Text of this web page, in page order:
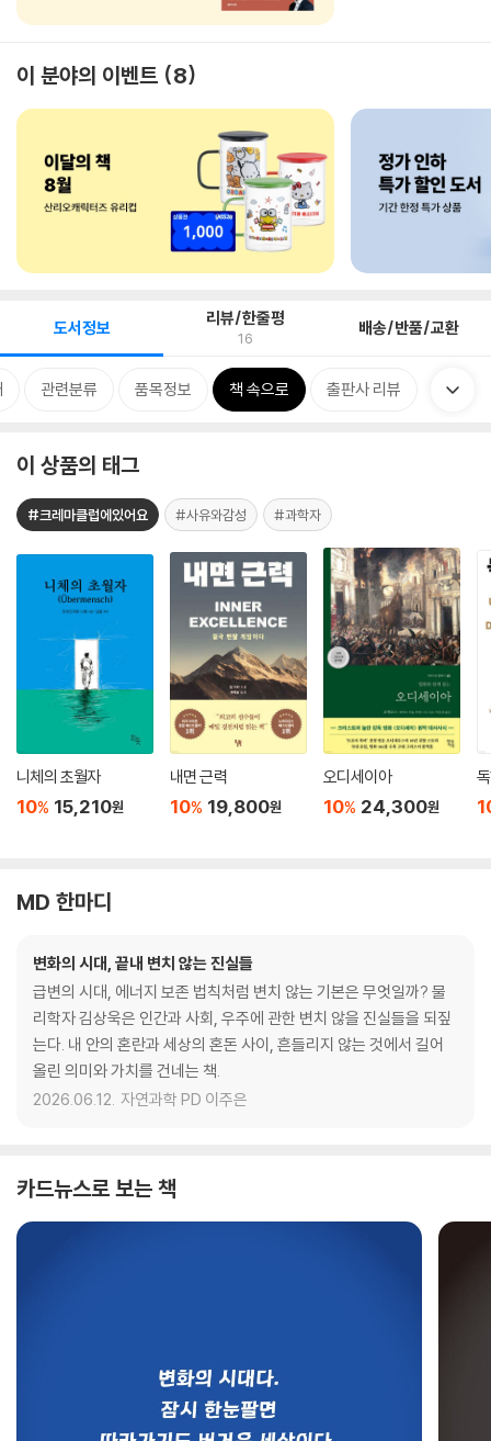
이 분야의 이벤트 8
도서정보 리뷰/한줄평
16 배송/반품/교환
관련분류 품목정보 책 속으로 출판사 리뷰
이 상품의 태그
#크레마클럽에있어요 #사유와감성 #과학자
니체의 초월자
10% 15,210원
내면 근력
10% 19,800원
오디세이아
10% 24,300원
MD 한마디
변화의 시대, 끝내 변치 않는 진실들
급변의 시대, 에너지 보존 법칙처럼 변치 않는 기본은 무엇일까? 물
리학자 김상욱은 인간과 사회, 우주에 관한 변치 않을 진실들을 되짚
는다. 내 안의 혼란과 세상의 혼돈 사이, 흔들리지 않는 것에서 길어
올린 의미와 가치를 건네는 책.
2026.06.12. 자연과학 PD 이주은
카드뉴스로 보는 책